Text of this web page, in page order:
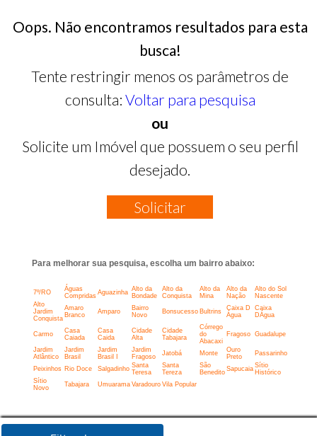
Oops. Não encontramos resultados para esta
busca!
Tente restringir menos os parâmetros de
consulta: Voltar para pesquisa
ou
Solicite um Imóvel que possuem o seu perfil
desejado.
Solicitar
Para melhorar sua pesquisa, escolha um bairro abaixo:
7º/RO
Águas
Compridas Aguazinha Alto da
Bondade
Alto da
Conquista
Alto da
Mina
Alto da
Nação
Alto do Sol
Nascente
Alto
Jardim
Conquista
Amaro
Branco
Amparo
Bairro
Novo
Bonsucesso Bultrins
Caixa D
Água
Caixa
DÁgua
Carmo
Casa
Caiada
Casa
Caida
Cidade
Alta
Cidade
Tabajara
Córrego
do
Abacaxi
Fragoso Guadalupe
Jardim
Atlântico
Jardim
Brasil
Jardim
Brasil I
Jardim
Fragoso
Jatobá Monte
Ouro
Preto
Passarinho
Peixinhos Rio Doce Salgadinho Santa
Teresa
Santa
Tereza
São
Benedito Sapucaia Sítio
Histórico
Sítio
Novo
Tabajara Umuarama Varadouro Vila Popular